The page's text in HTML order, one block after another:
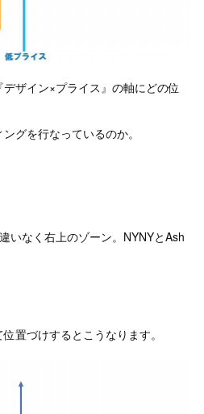
ザイン×プライス』の軸にどの位
グを行なっているのか。
いなく右上のゾーン。NYNYとAsh
置づけするとこうなります。